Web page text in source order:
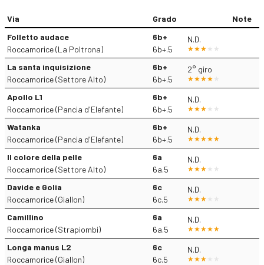
Via Grado
Note
Folletto audace
Roccamorice (La Poltrona)
6b+
6b+.5
N.D.
La santa inquisizione
Roccamorice (Settore Alto)
6b+
6b+.5
2° giro
Apollo L1
Roccamorice (Pancia d'Elefante)
6b+
6b+.5
N.D.
Watanka
Roccamorice (Pancia d'Elefante)
6b+
6b+.5
N.D.
Il colore della pelle
Roccamorice (Settore Alto)
6a
6a.5
N.D.
Davide e Golia
Roccamorice (Giallon)
6c
6c.5
N.D.
Camillino
Roccamorice (Strapiombi)
6a
6a.5
N.D.
Longa manus L2
Roccamorice (Giallon)
6c
6c.5
N.D.